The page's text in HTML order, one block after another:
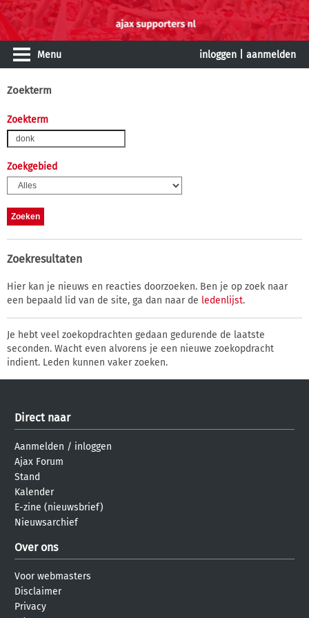
Menu inloggen aanmelden
Zoekterm
Zoekterm
Zoekgebied
Zoekresultaten
Hier kan je nieuws en reacties doorzoeken. Ben je op zoek naar
een bepaald lid van de site, ga dan naar de ledenlijst.
Je hebt veel zoekopdrachten gedaan gedurende de laatste
seconden. Wacht even alvorens je een nieuwe zoekopdracht
indient. Leden kunnen vaker zoeken.
Direct naar
Aanmelden / inloggen
Ajax Forum
Stand
Kalender
E-zine (nieuwsbrief)
Nieuwsarchief
Over ons
Voor webmasters
Disclaimer
Privacy